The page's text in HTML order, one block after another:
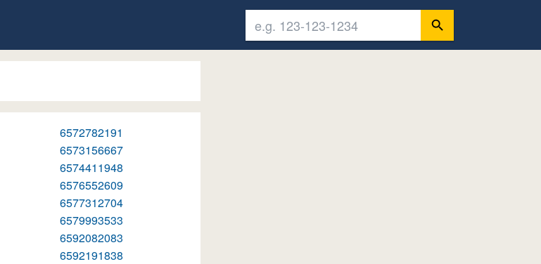
6572782191
6573156667
6574411948
6576552609
6577312704
6579993533
6592082083
6592191838